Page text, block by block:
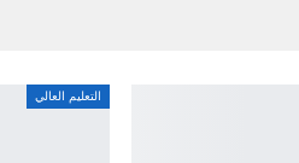
التعليم العالي